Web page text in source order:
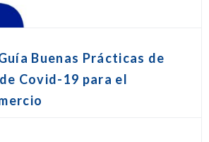
Buenas Prácticas de
Covid-19 para el